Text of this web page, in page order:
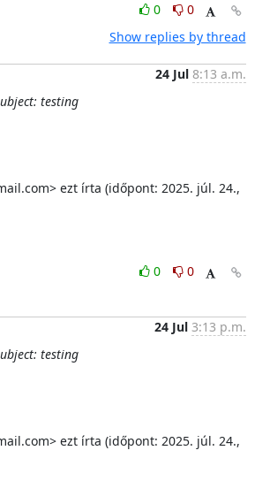
0
0
Show replies by thread
24 Jul 8:13 a.m.
testing
ezt írta (időpont: 2025. júl. 24.,
0
0
24 Jul 3:13 p.m.
testing
ezt írta (időpont: 2025. júl. 24.,